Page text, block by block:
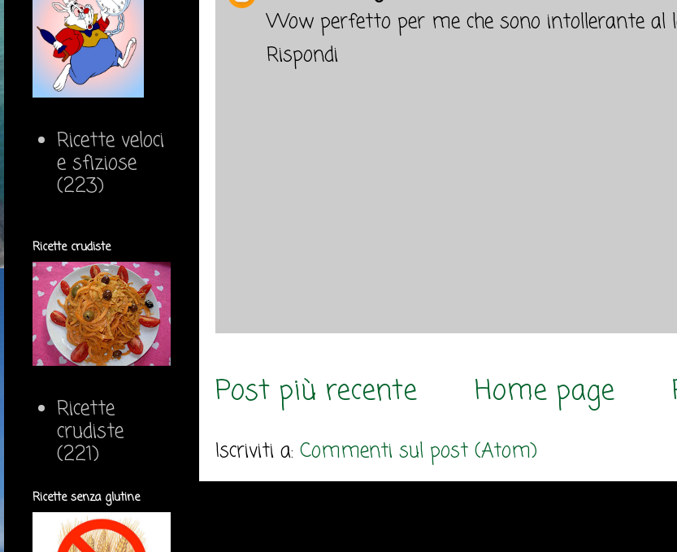
Wow perfetto per me che sono intollerante al
Rispondi
Post più recente Home page
Iscriviti a: Commenti sul post (Atom)
Ricette veloci
e sfiziose
(223)
Ricette crudiste
Ricette
crudiste
(221)
Ricette senza glutine